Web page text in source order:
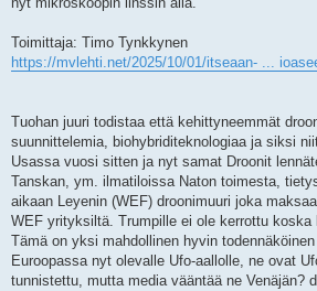
Toimittaja: Timo Tynkkynen
https://mvlehti.net/2025/10/01/itseaan- ...
Tuohan juuri todistaa että kehittyneemmät
suunnittelemia, biohybriditeknologiaa ja siksi
Usassa vuosi sitten ja nyt samat Droonit
Tanskan, ym. ilmatiloissa Naton toimesta,
aikaan Leyenin (WEF) droonimuuri joka
WEF yrityksiltä. Trumpille ei ole kerrottu koska
Tämä on yksi mahdollinen hyvin
Euroopassa nyt olevalle Ufo-aallolle, ne ovat
tunnistettu, mutta media vääntää ne Venäjän?